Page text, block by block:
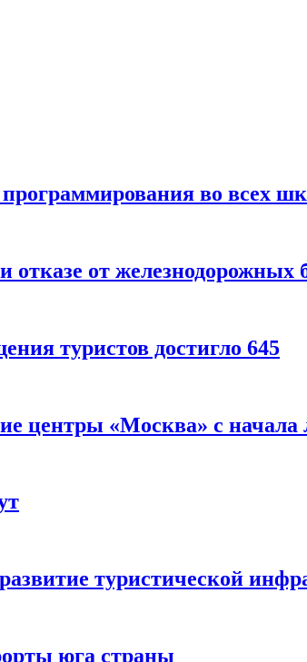
во всех
отказе от железнодорожных
туристов достигло 645
центры «Москва» с начала
туристической
юга страны